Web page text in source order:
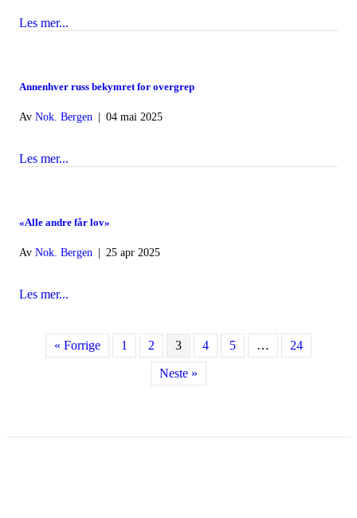
Les mer...
Annenhver russ bekymret for overgrep
Av Nok. Bergen 04 mai 2025
Les mer...
«Alle andre får lov»
Av Nok. Bergen 25 apr 2025
Les mer...
« Forrige 1 2 3 4 5 … 24
Neste »